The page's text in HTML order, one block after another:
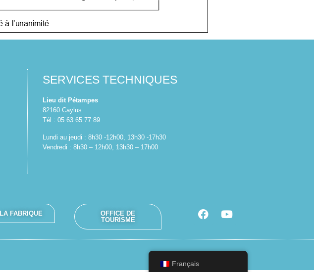
SERVICES TECHNIQUES
Lieu dit Pétampes
82160 Caylus
Tél : 05 63 65 77 89
Lundi au jeudi : 8h30 -12h00, 13h30 -17h30
Vendredi : 8h30 – 12h00, 13h30 – 17h00
LA FABRIQUE
OFFICE DE
TOURISME
Français